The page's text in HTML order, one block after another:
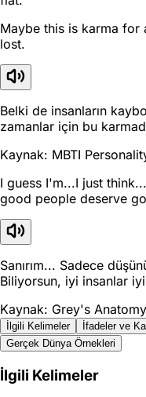
Maybe this is karma
lost.
Belki de insanların
zamanlar için bu
Kaynak: MBTI
I guess I'm...I just
good people deserve
Sanırım... Sadece
Biliyorsun, iyi insanlar
Kaynak: Grey's
İlgili Kelimeler İfadeler ve
Gerçek Dünya Örnekleri
İlgili Kelimeler